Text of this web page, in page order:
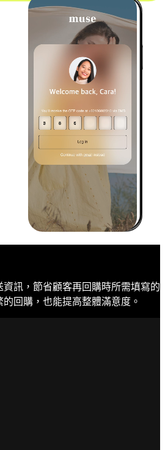
訊，節省顧客再回購時所需填寫的
回購，也能提高整體滿意度。